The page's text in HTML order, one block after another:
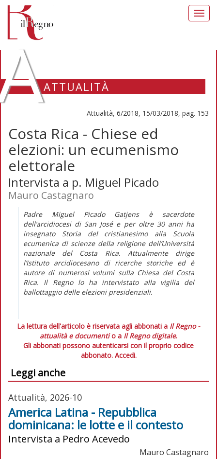
ATTUALITÀ
Attualità, 6/2018, 15/03/2018, pag. 153
Costa Rica - Chiese ed
elezioni: un ecumenismo
elettorale
Intervista a p. Miguel Picado
Mauro Castagnaro
Padre Miguel Picado Gatjens è sacerdote
dell’arcidiocesi di San José e per oltre 30 anni ha
insegnato Storia del cristianesimo alla Scuola
ecumenica di scienze della religione dell’Università
nazionale del Costa Rica. Attualmente dirige
l’Istituto arcidiocesano di ricerche storiche ed è
autore di numerosi volumi sulla Chiesa del Costa
Rica. Il Regnolo ha intervistato alla vigilia del
ballottaggio delle elezioni presidenziali.
La lettura dell'articolo è riservata agli abbonati a Il Regno -
attualità e documentio a Il Regno digitale.
Gli abbonati possono autenticarsi con il proprio codice
abbonato. Accedi.
Leggi anche
Attualità, 2026-10
America Latina - Repubblica
dominicana: le lotte e il contesto
Intervista a Pedro Acevedo
Mauro Castagnaro